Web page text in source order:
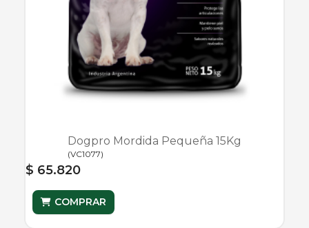
Dogpro Mordida Pequeña 15Kg
(VC1077)
$ 65.820
COMPRAR